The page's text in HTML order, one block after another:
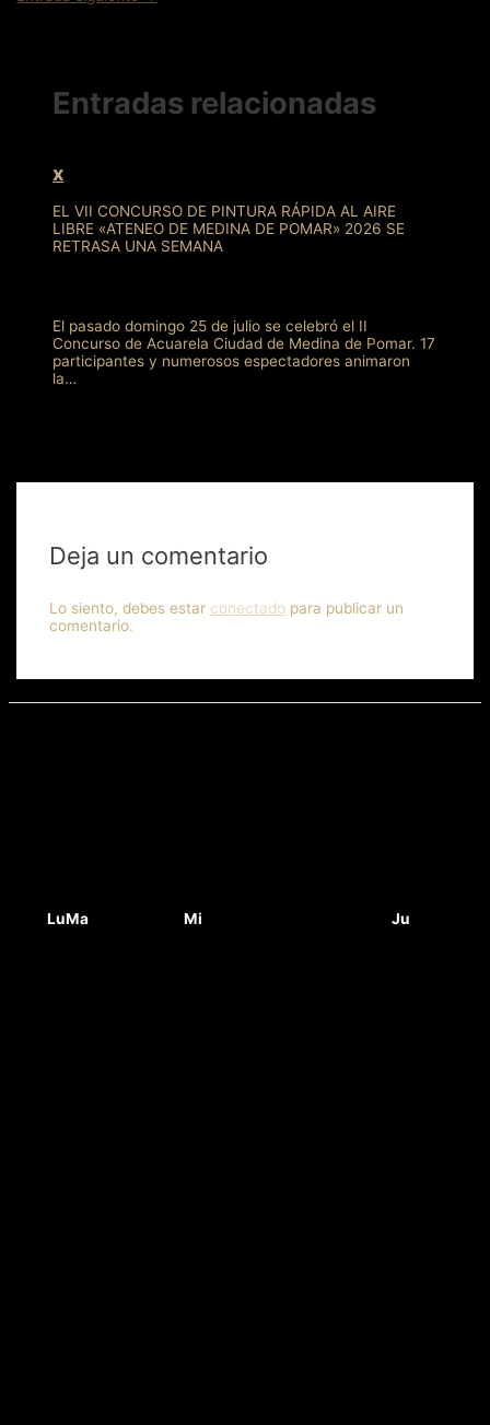
Entradas relacionadas
x
EL VII CONCURSO DE PINTURA RÁPIDA AL AIRE
LIBRE «ATENEO DE MEDINA DE POMAR» 2026 SE
RETRASA UNA SEMANA
El pasado domingo 25 de julio se celebró el II
Concurso de Acuarela Ciudad de Medina de Pomar. 17
participantes y numerosos espectadores animaron
la…
Deja un comentario
Lo siento, debes estar conectadopara publicar un
comentario.
LuMa Mi Ju